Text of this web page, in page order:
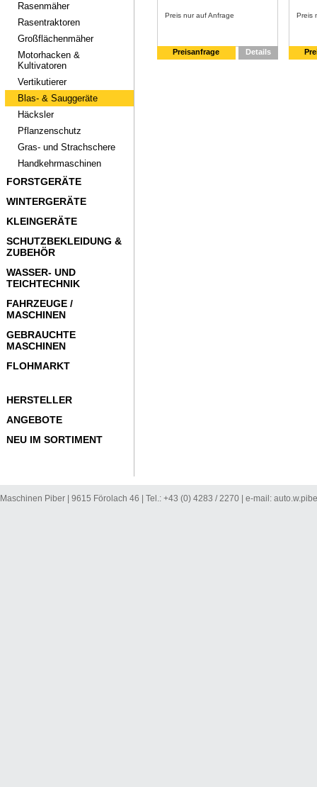
Preis nur auf Anfrage
Preisanfrage Details
Preis
Rasenmäher
Rasentraktoren
Großflächenmäher
Motorhacken &
Kultivatoren
Vertikutierer
Blas- & Sauggeräte
Häcksler
Pflanzenschutz
Gras- und Strachschere
Handkehrmaschinen
FORSTGERÄTE
WINTERGERÄTE
KLEINGERÄTE
SCHUTZBEKLEIDUNG &
ZUBEHÖR
WASSER- UND
TEICHTECHNIK
FAHRZEUGE /
MASCHINEN
GEBRAUCHTE
MASCHINEN
FLOHMARKT
HERSTELLER
ANGEBOTE
NEU IM SORTIMENT
Maschinen Piber | 9615 Förolach 46 | Tel.: +43 (0) 4283 / 2270 | e-mail: